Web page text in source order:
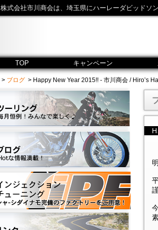
株式会社市川商会は、埼玉県にハーレーダビッドソ
TOP キャンペーン
> ブログ > Happy New Year 2015!! - 市川商会 / Hiro’s